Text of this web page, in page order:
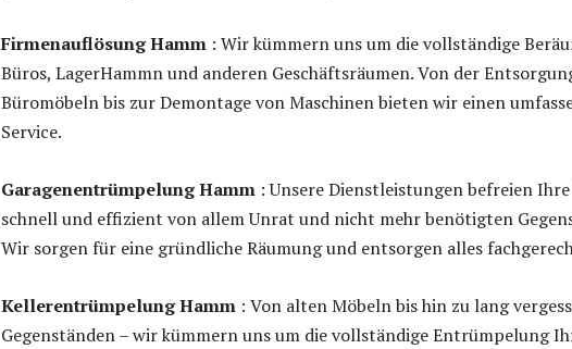
Firmenauflösung Hamm : Wir kümmern uns um die vollständige
Büros, LagerHammn und anderen Geschäftsräumen. Von der
Büromöbeln bis zur Demontage von Maschinen bieten wir einen
Service.
Garagenentrümpelung Hamm : Unsere Dienstleistungen befreien Ihre
schnell und effizient von allem Unrat und nicht mehr benötigten
Wir sorgen für eine gründliche Räumung und entsorgen alles
Kellerentrümpelung Hamm : Von alten Möbeln bis hin zu lang
Gegenständen – wir kümmern uns um die vollständige Entrümpelung